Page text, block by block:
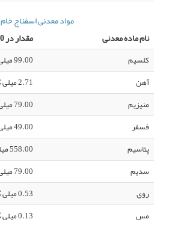
مواد معدنی اسفناج خام
نام ماده معدنی
مقدار در 100 گرم
کلسیم
99.00 میلی گرم
آهن
2.71 میلی گرم
منیزیم
79.00 میلی گرم
فسفر
49.00 میلی گرم
پتاسیم
558.00 میلی گرم
سدیم
79.00 میلی گرم
روی
0.53 میلی گرم
مس
0.13 میلی گرم